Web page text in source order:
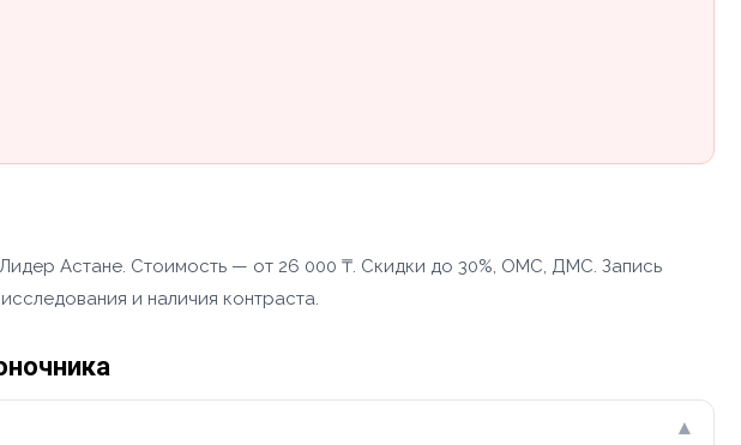
Астане. Стоимость — от 26 000 ₸. Скидки до 30%, ОМС, ДМС. Запись
и наличия контраста.
▾